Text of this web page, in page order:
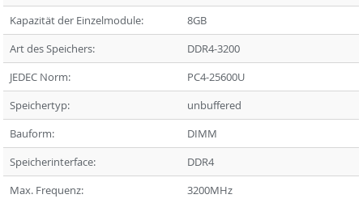
Kapazität der Einzelmodule:
8GB
Art des Speichers:
DDR4-3200
JEDEC Norm:
PC4-25600U
Speichertyp:
unbuffered
Bauform:
DIMM
Speicherinterface:
DDR4
Max. Frequenz:
3200MHz